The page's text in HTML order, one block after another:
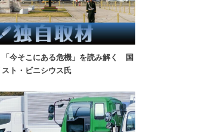
「今そこにある危機」を読み解く 国
ト・ビニシウス氏